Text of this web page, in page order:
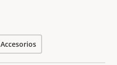
Accesorios